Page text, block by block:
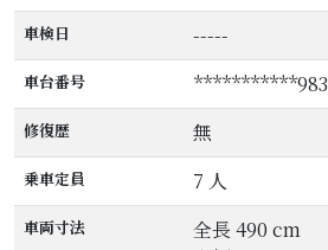
車検日 -----
車台番号 ***********983
修復歴 無
乗車定員 7 人
車両寸法
全長 490 cm